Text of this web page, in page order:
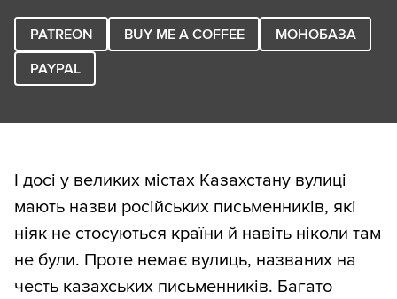
PATREON BUY ME A COFFEE
МОНОБАЗА
PAYPAL
І досі у великих містах Казахстану вулиці
мають назви російських письменників, які
ніяк не стосуються країни й навіть ніколи там
не були. Проте немає вулиць, названих на
честь казахських письменників. Багато